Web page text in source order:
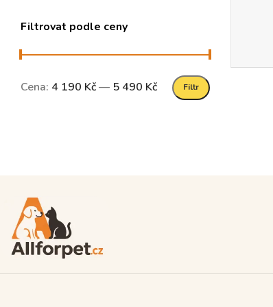
Filtrovat podle ceny
Filtr
Cena: 4 190 Kč— 5 490 Kč